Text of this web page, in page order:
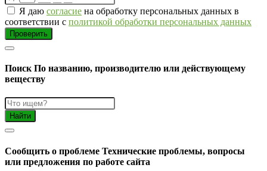
Я даю согласие на обработку персональных данных в
соответствии с политикой обработки персональных данных
Проверить
Поиск По названию, производителю или действующему
веществу
Найти
Cообщить о проблеме Технические проблемы, вопросы
или предложения по работе сайта